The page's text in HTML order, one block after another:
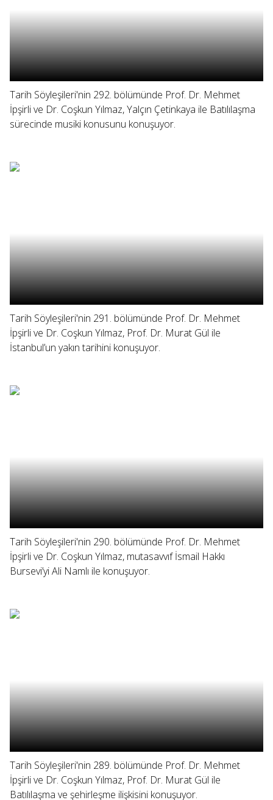
Tarih Söyleşileri'nin 292. bölümünde Prof. Dr. Mehmet
İpşirli ve Dr. Coşkun Yılmaz, Yalçın Çetinkaya ile Batılılaşma
sürecinde musiki konusunu konuşuyor.
Tarih Söyleşileri'nin 291. bölümünde Prof. Dr. Mehmet
İpşirli ve Dr. Coşkun Yılmaz, Prof. Dr. Murat Gül ile
İstanbul’un yakın tarihini konuşuyor.
Tarih Söyleşileri'nin 290. bölümünde Prof. Dr. Mehmet
İpşirli ve Dr. Coşkun Yılmaz, mutasavvıf İsmail Hakkı
Bursevi’yi Ali Namlı ile konuşuyor.
Tarih Söyleşileri'nin 289. bölümünde Prof. Dr. Mehmet
İpşirli ve Dr. Coşkun Yılmaz, Prof. Dr. Murat Gül ile
Batılılaşma ve şehirleşme ilişkisini konuşuyor.